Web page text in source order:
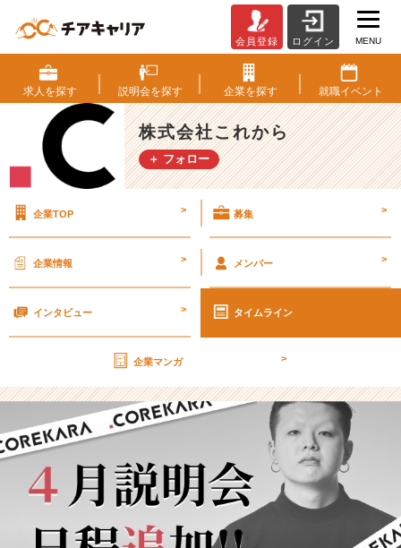
月
説
明
会
日
程、
ま
【株
こ
れ
か
ら
タ
イ
ム
イ
会員登録 ログイン MENU
求人を探す 説明会を探す 企業を探す 就職イベント
株式会社これから
＋ フォロー
企業TOP > 募集 >
企業情報 > メンバー >
インタビュー > タイムライン
企業マンガ >